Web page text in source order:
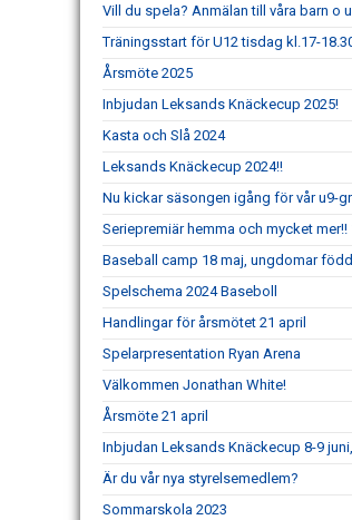
Vill du spela? Anmälan till våra barn o
Träningsstart för U12 tisdag kl.17-
Årsmöte 2025
Inbjudan Leksands Knäckecup 2025!
Kasta och Slå 2024
Leksands Knäckecup 2024!!
Nu kickar säsongen igång för vår u9-
Seriepremiär hemma och mycket mer!!
Baseball camp 18 maj, ungdomar
Spelschema 2024 Baseboll
Handlingar för årsmötet 21 april
Spelarpresentation Ryan Arena
Välkommen Jonathan White!
Årsmöte 21 april
Inbjudan Leksands Knäckecup 8-9
Är du vår nya styrelsemedlem?
Sommarskola 2023